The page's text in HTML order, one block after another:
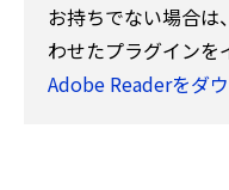
お持ちでない場合は
わせたプラグインを
Adobe Readerをダ